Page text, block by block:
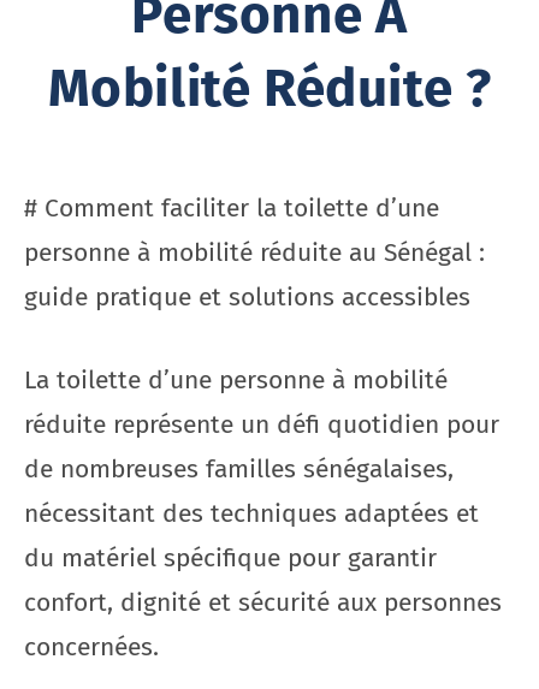
Personne À
Mobilité Réduite ?
# Comment faciliter la toilette d’une
personne à mobilité réduite au Sénégal :
guide pratique et solutions accessibles
La toilette d’une personne à mobilité
réduite représente un défi quotidien pour
de nombreuses familles sénégalaises,
nécessitant des techniques adaptées et
du matériel spécifique pour garantir
confort, dignité et sécurité aux personnes
concernées.